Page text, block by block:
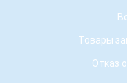
Товары
Отказ